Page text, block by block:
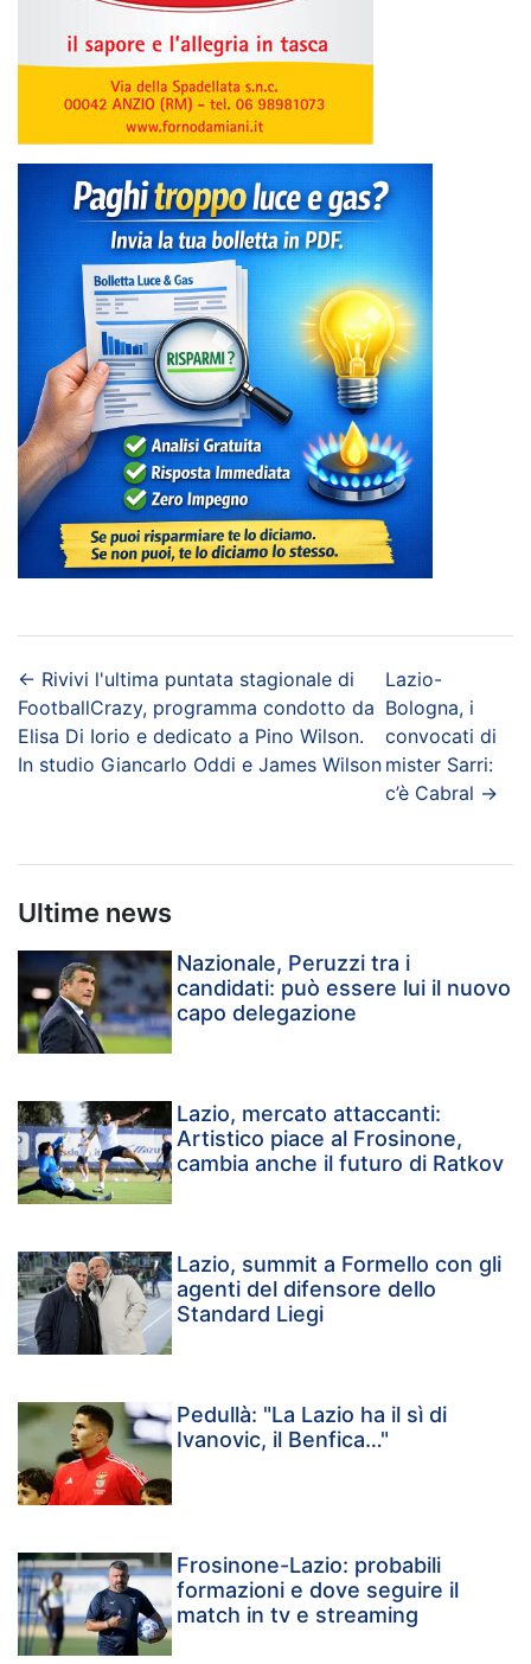
← Rivivi l'ultima puntata stagionale di
FootballCrazy, programma condotto da
Elisa Di Iorio e dedicato a Pino Wilson.
In studio Giancarlo Oddi e James Wilson
Lazio-
Bologna, i
convocati di
mister Sarri:
c’è Cabral →
Ultime news
Nazionale, Peruzzi tra i
candidati: può essere lui il nuovo
capo delegazione
Lazio, mercato attaccanti:
Artistico piace al Frosinone,
cambia anche il futuro di Ratkov
Lazio, summit a Formello con gli
agenti del difensore dello
Standard Liegi
Pedullà: "La Lazio ha il sì di
Ivanovic, il Benfica…"
Frosinone-Lazio: probabili
formazioni e dove seguire il
match in tv e streaming